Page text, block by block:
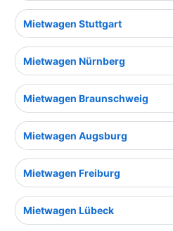
Mietwagen Stuttgart
Mietwagen Nürnberg
Mietwagen Braunschweig
Mietwagen Augsburg
Mietwagen Freiburg
Mietwagen Lübeck